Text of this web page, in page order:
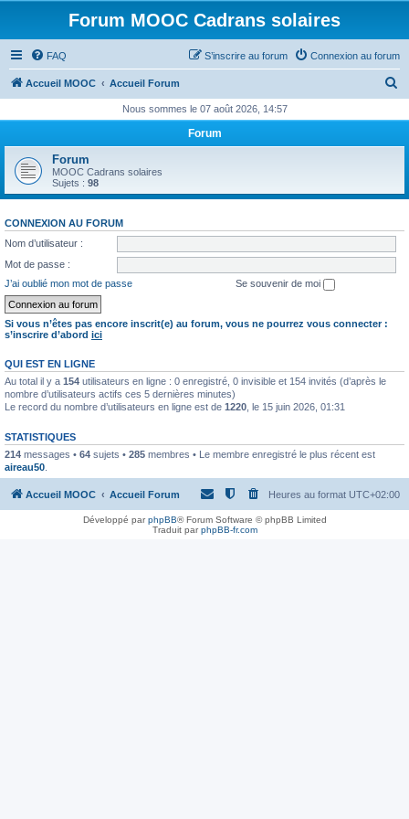
Forum MOOC Cadrans solaires
FAQ Connexion au forum
S’inscrire au forum
Accueil MOOC Accueil Forum
h
r
Nous sommes le 07 août 2026, 14:57
Forum
Forum
MOOC Cadrans solaires
Sujets : 98
CONNEXION AU FORUM
Nom d’utilisateur :
Mot de passe :
J’ai oublié mon mot de passe
Se souvenir de moi
Si vous n’êtes pas encore inscrit(e) au forum, vous ne pourrez vous connecter :
s’inscrire d’abord ici
QUI EST EN LIGNE
Au total il y a 154 utilisateurs en ligne : 0 enregistré, 0 invisible et 154 invités (d’après le
nombre d’utilisateurs actifs ces 5 dernières minutes)
Le record du nombre d’utilisateurs en ligne est de 1220 , le 15 juin 2026, 01:31
STATISTIQUES
214 messages • 64 sujets • 285 membres • Le membre enregistré le plus récent est
aireau50
Accueil MOOC Accueil Forum Heures au format UTC+02:00
Développé parphpBB® Forum Software © phpBB Limited
Traduit parphpBB-fr.com